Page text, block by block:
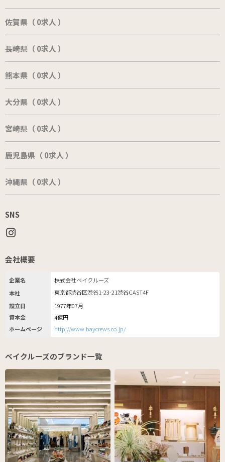
佐賀県（ 0求人 ）
長崎県（ 0求人 ）
熊本県（ 0求人 ）
大分県（ 0求人 ）
宮崎県（ 0求人 ）
鹿児島県（ 0求人 ）
沖縄県（ 0求人 ）
SNS
会社概要
企業名
株式会社ベイクルーズ
本社
東京都渋谷区渋谷1-23-21渋谷CAST4F
設立日
1977年07月
資本金
4億円
ホームページ
http://www.baycrews.co.jp/
ベイクルーズのブランド一覧